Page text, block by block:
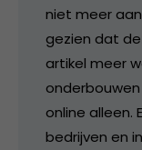
niet meer
gezien dat
artikel meer
online alleen.
bedrijven en